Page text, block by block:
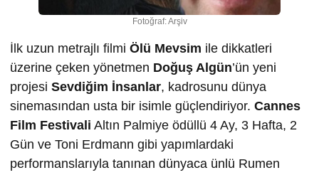
Fotoğraf: Arşiv
İlk uzun metrajlı filmi Ölü Mevsim ile dikkatleri
üzerine çeken yönetmen Doğuş Algün’ün yeni
projesi Sevdiğim İnsanlar, kadrosunu dünya
sinemasından usta bir isimle güçlendiriyor. Cannes
Film Festivali Altın Palmiye ödüllü 4 Ay, 3 Hafta, 2
Gün ve Toni Erdmann gibi yapımlardaki
performanslarıyla tanınan dünyaca ünlü Rumen